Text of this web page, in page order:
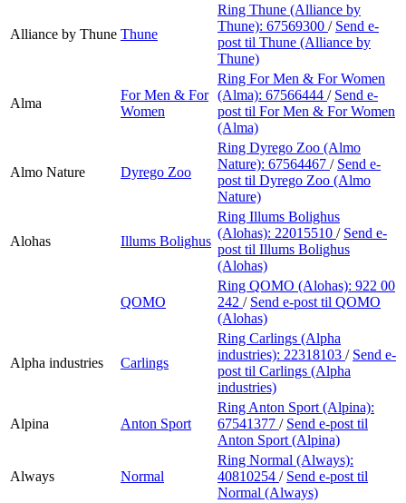
Alliance by Thune Thune
Ring Thune (Alliance by
Thune): 67569300 / Send e-
post til Thune (Alliance by
Thune)
Alma
For Men & For
Women
Ring For Men & For Women
(Alma): 67566444 / Send e-
post til For Men & For Women
(Alma)
Almo Nature Dyrego Zoo
Ring Dyrego Zoo (Almo
Nature): 67564467 / Send e-
post til Dyrego Zoo (Almo
Nature)
Alohas Illums Bolighus
Ring Illums Bolighus
(Alohas): 22015510 / Send e-
post til Illums Bolighus
(Alohas)
QOMO
Ring QOMO (Alohas): 922 00
242 / Send e-post til QOMO
(Alohas)
Alpha industries Carlings
Ring Carlings (Alpha
industries): 22318103 / Send e-
post til Carlings (Alpha
industries)
Alpina Anton Sport
Ring Anton Sport (Alpina):
67541377 / Send e-post til
Anton Sport (Alpina)
Always Normal
Ring Normal (Always):
40810254 / Send e-post til
Normal (Always)